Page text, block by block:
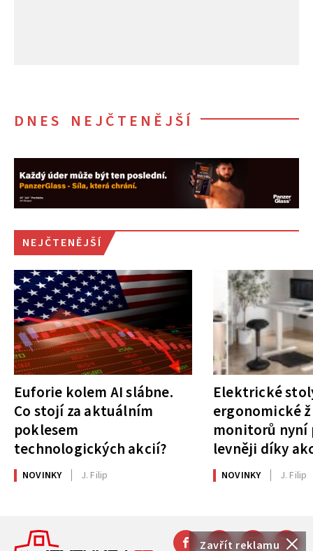
Zavřít reklamu
DNES NEJČTENĚJŠÍ
NEJČTENĚJŠÍ
Euforie kolem AI slábne.
Co stojí za aktuálním
poklesem
technologických akcií?
NOVINKY J. Filip
Elektrické
ergonomické
monitorů
levněji díky
NOVINKY J. Filip